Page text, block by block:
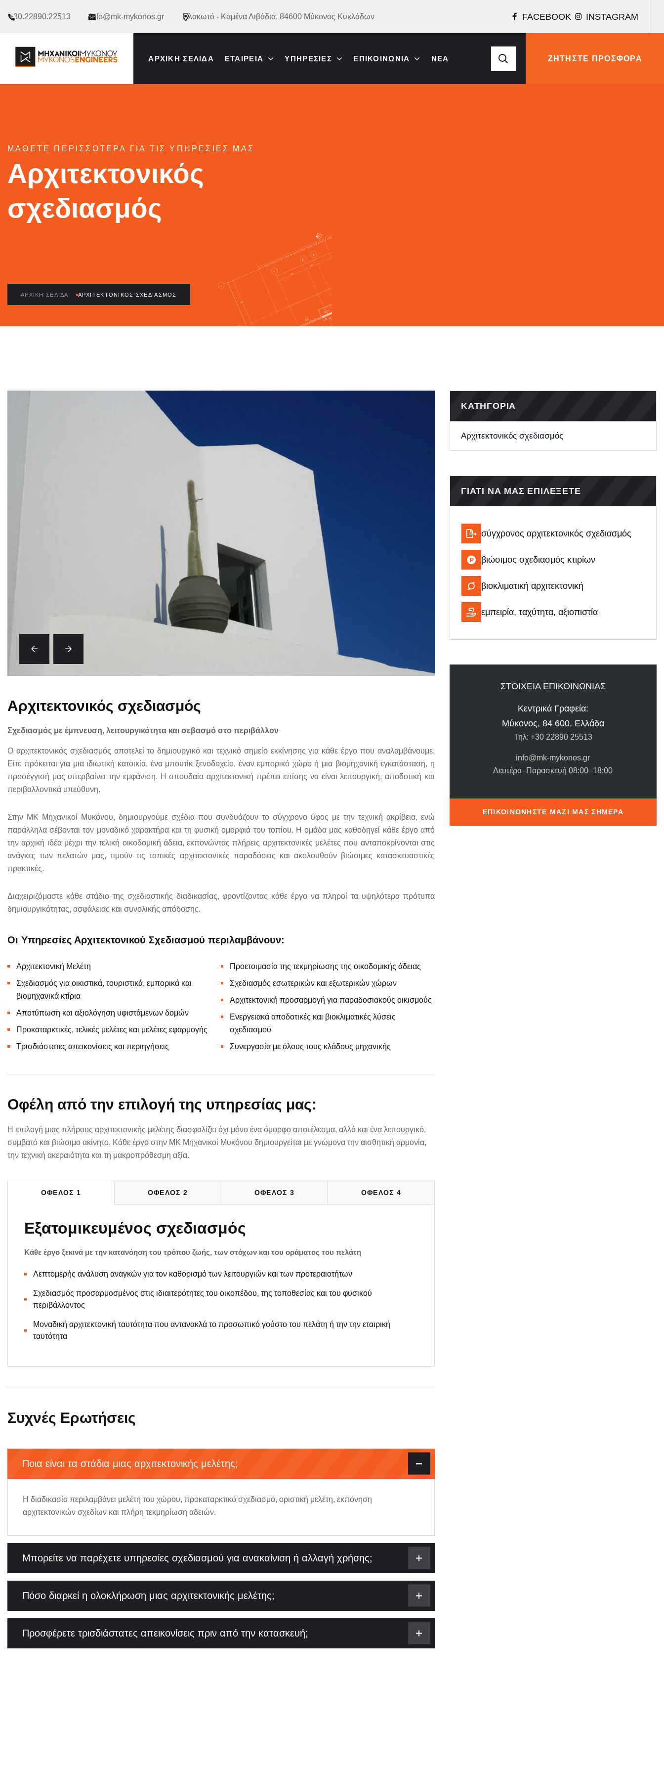
+30.22890.22513 info@mk-mykonos.gr Πλακωτό - Καμένα Λιβάδια, 84600 Μύκονος Κυκλάδων FACEBOOK INSTAGRAM
ΑΡΧΙΚΉ ΣΕΛΊΔΑ ΕΤΑΙΡΕΊΑ ΥΠΗΡΕΣΊΕΣ ΕΠΙΚΟΙΝΩΝΊΑ ΝΈΑ ΖΗΤΉΣΤΕ ΠΡΟΣΦΟΡΆ
ΜΆΘΕΤΕ ΠΕΡΙΣΣΌΤΕΡΑ ΓΙΑ ΤΙΣ ΥΠΗΡΕΣΊΕΣ ΜΑΣ
Αρχιτεκτονικός
σχεδιασμός
ΑΡΧΙΚΉ ΣΕΛΊΔΑ ΑΡΧΙΤΕΚΤΟΝΙΚΌΣ ΣΧΕΔΙΑΣΜΌΣ
Αρχιτεκτονικός σχεδιασμός
Σχεδιασμός με έμπνευση, λειτουργικότητα και σεβασμό στο περιβάλλον
Ο αρχιτεκτονικός σχεδιασμός αποτελεί το δημιουργικό και τεχνικό σημείο εκκίνησης για κάθε έργο που αναλαμβάνουμε.
Είτε πρόκειται για μια ιδιωτική κατοικία, ένα μπουτίκ ξενοδοχείο, έναν εμπορικό χώρο ή μια βιομηχανική εγκατάσταση, η
προσέγγισή μας υπερβαίνει την εμφάνιση. Η σπουδαία αρχιτεκτονική πρέπει επίσης να είναι λειτουργική, αποδοτική και
περιβαλλοντικά υπεύθυνη.
Στην ΜΚ Μηχανικοί Μυκόνου, δημιουργούμε σχέδια που συνδυάζουν το σύγχρονο ύφος με την τεχνική ακρίβεια, ενώ
παράλληλα σέβονται τον μοναδικό χαρακτήρα και τη φυσική ομορφιά του τοπίου. Η ομάδα μας καθοδηγεί κάθε έργο από
την αρχική ιδέα μέχρι την τελική οικοδομική άδεια, εκπονώντας πλήρεις αρχιτεκτονικές μελέτες που ανταποκρίνονται στις
ανάγκες των πελατών μας, τιμούν τις τοπικές αρχιτεκτονικές παραδόσεις και ακολουθούν βιώσιμες κατασκευαστικές
πρακτικές.
Διαχειριζόμαστε κάθε στάδιο της σχεδιαστικής διαδικασίας, φροντίζοντας κάθε έργο να πληροί τα υψηλότερα πρότυπα
δημιουργικότητας, ασφάλειας και συνολικής απόδοσης.
Οι Υπηρεσίες Αρχιτεκτονικού Σχεδιασμού περιλαμβάνουν:
Αρχιτεκτονική Μελέτη
Σχεδιασμός για οικιστικά, τουριστικά, εμπορικά και
βιομηχανικά κτίρια
Αποτύπωση και αξιολόγηση υφιστάμενων δομών
Προκαταρκτικές, τελικές μελέτες και μελέτες εφαρμογής
Τρισδιάστατες απεικονίσεις και περιηγήσεις
Προετοιμασία της τεκμηρίωσης της οικοδομικής άδειας
Σχεδιασμός εσωτερικών και εξωτερικών χώρων
Αρχιτεκτονική προσαρμογή για παραδοσιακούς οικισμούς
Ενεργειακά αποδοτικές και βιοκλιματικές λύσεις
σχεδιασμού
Συνεργασία με όλους τους κλάδους μηχανικής
Οφέλη από την επιλογή της υπηρεσίας μας:
Η επιλογή μιας πλήρους αρχιτεκτονικής μελέτης διασφαλίζει όχι μόνο ένα όμορφο αποτέλεσμα, αλλά και ένα λειτουργικό,
συμβατό και βιώσιμο ακίνητο. Κάθε έργο στην ΜΚ Μηχανικοί Μυκόνου δημιουργείται με γνώμονα την αισθητική αρμονία,
την τεχνική ακεραιότητα και τη μακροπρόθεσμη αξία.
ΟΦΕΛΟΣ 1 ΟΦΕΛΟΣ 2 ΟΦΕΛΟΣ 3 ΟΦΕΛΟΣ 4
Εξατομικευμένος σχεδιασμός
Κάθε έργο ξεκινά με την κατανόηση του τρόπου ζωής, των στόχων και του οράματος του πελάτη
Λεπτομερής ανάλυση αναγκών για τον καθορισμό των λειτουργιών και των προτεραιοτήτων
Σχεδιασμός προσαρμοσμένος στις ιδιαιτερότητες του οικοπέδου, της τοποθεσίας και του φυσικού
περιβάλλοντος
Μοναδική αρχιτεκτονική ταυτότητα που αντανακλά το προσωπικό γούστο του πελάτη ή την την εταιρική
ταυτότητα
Συχνές Ερωτήσεις
Ποια είναι τα στάδια μιας αρχιτεκτονικής μελέτης;
Η διαδικασία περιλαμβάνει μελέτη του χώρου, προκαταρκτικό σχεδιασμό, οριστική μελέτη, εκπόνηση
αρχιτεκτονικών σχεδίων και πλήρη τεκμηρίωση αδειών.
Μπορείτε να παρέχετε υπηρεσίες σχεδιασμού για ανακαίνιση ή αλλαγή χρήσης;
Πόσο διαρκεί η ολοκλήρωση μιας αρχιτεκτονικής μελέτης;
Προσφέρετε τρισδιάστατες απεικονίσεις πριν από την κατασκευή;
ΚΑΤΗΓΟΡΙΑ
Αρχιτεκτονικός σχεδιασμός
ΓΙΑΤΊ ΝΑ ΜΑΣ ΕΠΙΛΈΞΕΤΕ
σύγχρονος αρχιτεκτονικός σχεδιασμός
βιώσιμος σχεδιασμός κτιρίων
βιοκλιματική αρχιτεκτονική
εμπειρία, ταχύτητα, αξιοπιστία
ΣΤΟΙΧΕΙΑ ΕΠΙΚΟΙΝΩΝΙΑΣ
Κεντρικά Γραφεία:
Μύκονος, 84 600, Ελλάδα
Τηλ: +30 22890 25513
info@mk-mykonos.gr
Δευτέρα–Παρασκευή 08:00–18:00
ΕΠΙΚΟΙΝΩΝΉΣΤΕ ΜΑΖΊ ΜΑΣ ΣΉΜΕΡΑ